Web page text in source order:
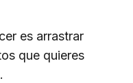
es arrastrar
que quieres